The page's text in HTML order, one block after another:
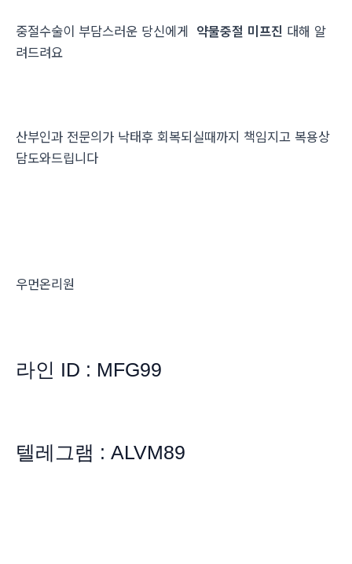
중절수술이 부담스러운 당신에게 약물중절 미프진 대해 알
려드려요
산부인과 전문의가 낙태후 회복되실때까지 책임지고 복용상
담도와드립니다
우먼온리원
라인 ID : MFG99
텔레그램 : ALVM89